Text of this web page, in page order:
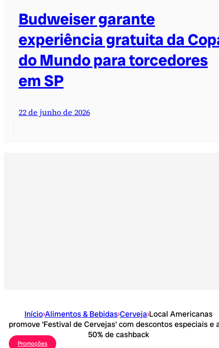
Budweiser garante
experiência gratuita da
do Mundo para torcedores
em SP
22 de junho de 2026
Início›Alimentos & Bebidas›Cerveja›Local Americanas
promove 'Festival de Cervejas' com descontos especiais e
50% de cashback
Promoções